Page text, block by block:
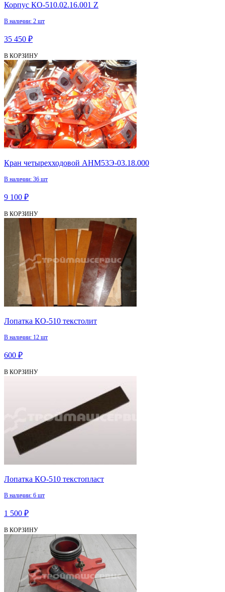
Корпус КО-510.02.16.001 Z
В наличии: 2 шт
35 450 ₽
В КОРЗИНУ
Кран четырехходовой АНМ53Э-03.18.000
В наличии: 36 шт
9 100 ₽
В КОРЗИНУ
Лопатка КО-510 текстолит
В наличии: 12 шт
600 ₽
В КОРЗИНУ
Лопатка КО-510 текстопласт
В наличии: 6 шт
1 500 ₽
В КОРЗИНУ